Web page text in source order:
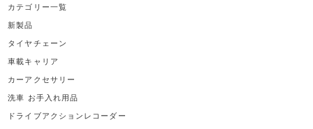
カテゴリー一覧
新製品
タイヤチェーン
車載キャリア
カーアクセサリー
洗車 お手入れ用品
ドライブアクションレコーダー